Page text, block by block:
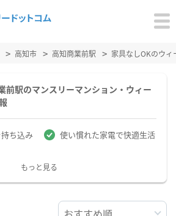
高知市 高知商業前駅 家具なしOKのウ
前駅のマンスリーマンション・ウィー
ち込み
使い慣れた家電で快適生活
もっと見る